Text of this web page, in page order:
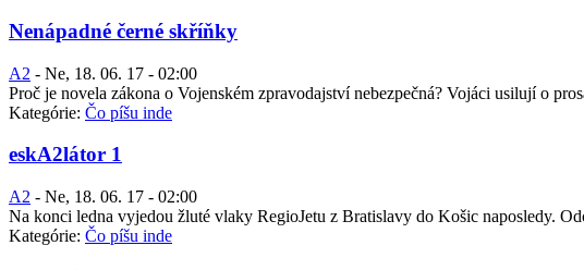
Nenápadné černé skříňky
A2 - Ne, 18. 06. 17 - 02:00
Proč je novela zákona o Vojenském zpravodajství nebezpečná? Vojáci usilují o
Kategórie: Čo píšu inde
eskA2látor 1
A2 - Ne, 18. 06. 17 - 02:00
Na konci ledna vyjedou žluté vlaky RegioJetu z Bratislavy do Košic naposledy.
Kategórie: Čo píšu inde